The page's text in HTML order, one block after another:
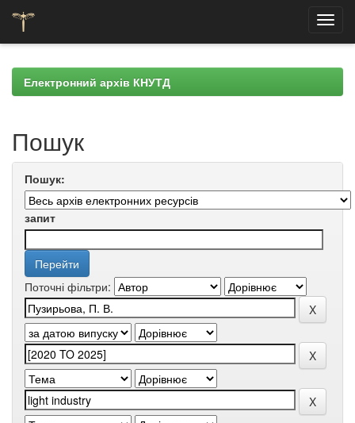
navigationЕлектронний архів КНУТД
Пошук
Пошук:
запит
Поточні фільтри: